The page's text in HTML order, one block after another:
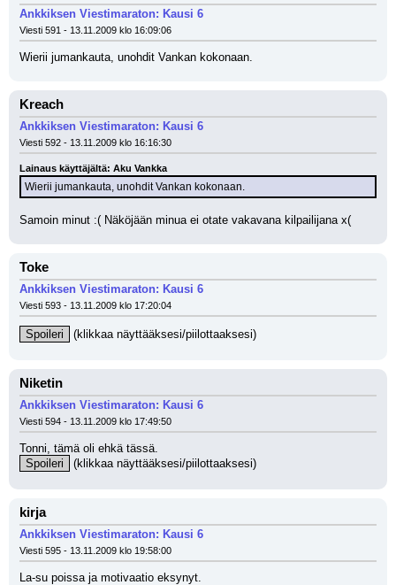
Ankkiksen Viestimaraton: Kausi 6
Viesti 591 - 13.11.2009 klo 16:09:06
Wierii jumankauta, unohdit Vankan kokonaan.
Kreach
Ankkiksen Viestimaraton: Kausi 6
Viesti 592 - 13.11.2009 klo 16:16:30
Lainaus käyttäjältä: Aku Vankka
Wierii jumankauta, unohdit Vankan kokonaan.
Samoin minut :( Näköjään minua ei otate vakavana kilpailijana x(
Toke
Ankkiksen Viestimaraton: Kausi 6
Viesti 593 - 13.11.2009 klo 17:20:04
Spoileri (klikkaa näyttääksesi/piilottaaksesi)
Niketin
Ankkiksen Viestimaraton: Kausi 6
Viesti 594 - 13.11.2009 klo 17:49:50
Tonni, tämä oli ehkä tässä.
Spoileri
(klikkaa näyttääksesi/piilottaaksesi)
kirja
Ankkiksen Viestimaraton: Kausi 6
Viesti 595 - 13.11.2009 klo 19:58:00
La-su poissa ja motivaatio eksynyt.